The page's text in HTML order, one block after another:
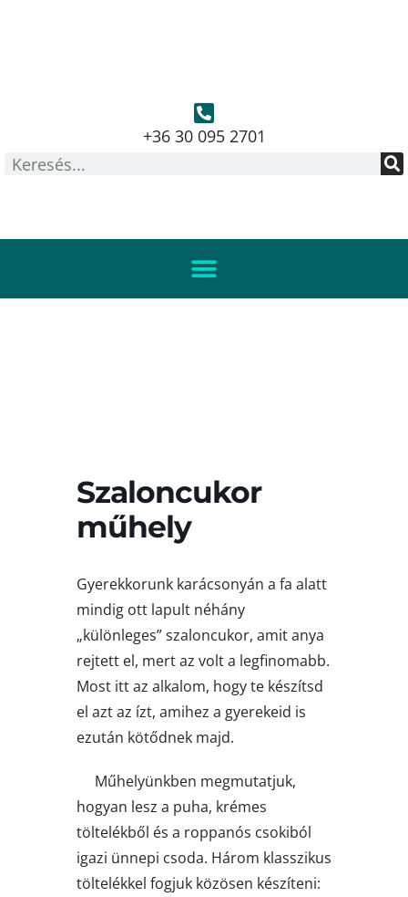
+36 30 095 2701
Szaloncukor
műhely
Gyerekkorunk karácsonyán a fa alatt
mindig ott lapult néhány
„különleges” szaloncukor, amit anya
rejtett el, mert az volt a legfinomabb.
Most itt az alkalom, hogy te készítsd
el azt az ízt, amihez a gyerekeid is
ezután kötődnek majd.
Műhelyünkben megmutatjuk,
hogyan lesz a puha, krémes
töltelékből és a roppanós csokiból
igazi ünnepi csoda. Három klasszikus
töltelékkel fogjuk közösen készíteni: